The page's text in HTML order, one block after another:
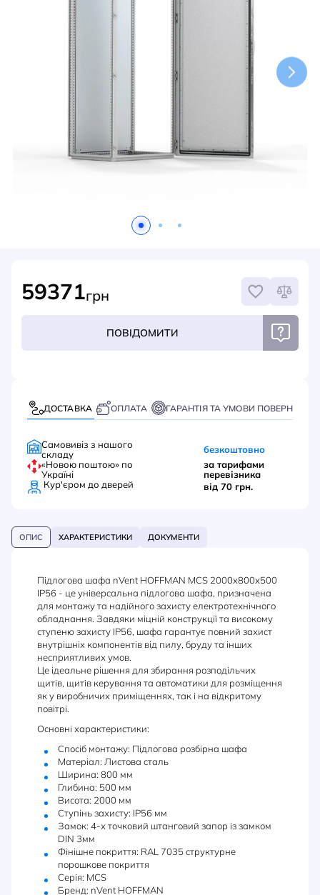
СИСТЕМИ ШИНОПРОВОДІВ ТА СТРУМОПРОВОДІВ
59371грн
ПОВІДОМИТИ
ДОСТАВКА ОПЛАТА ГАРАНТІЯ ТА УМОВИ ПОВЕРНЕННЯ
Самовивіз з нашого
складу
безкоштовно
«Новою поштою» по
Україні
за тарифами
перевізника
Кур'єром до дверей від 70 грн.
ОПИС ХАРАКТЕРИСТИКИ ДОКУМЕНТИ
Підлогова шафа nVent HOFFMAN MCS 2000x800x500
IP56 - це універсальна підлогова шафа, призначена
для монтажу та надійного захисту електротехнічного
обладнання. Завдяки міцній конструкції та високому
ступеню захисту IP56, шафа гарантує повний захист
внутрішніх компонентів від пилу, бруду та інших
несприятливих умов.
Це ідеальне рішення для збирання розподільчих
щитів, щитів керування та автоматики для розміщення
як у виробничих приміщеннях, так і на відкритому
повітрі.
Основні характеристики:
Спосіб монтажу: Підлогова розбірна шафа
Матеріал: Листова сталь
Ширина: 800 мм
Глибина: 500 мм
Висота: 2000 мм
Ступінь захисту: IP56 мм
Замок: 4-х точковий штанговий запор із замком
DIN 3мм
Фінішне покриття: RAL 7035 структурне
порошкове покриття
Серія: MCS
Бренд: nVent HOFFMAN